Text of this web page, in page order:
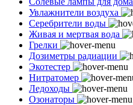
Увлажнители воздуха
Серебрители воды
Живая и мертвая вода
Грелки
Дозиметры радиации
Экотестер
Нитратомер
Ледоходы
Озонаторы